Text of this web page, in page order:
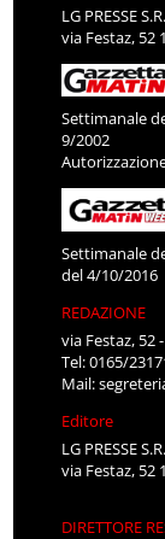
LG PRESSE
via Festaz, 52
Settimanale
9/2002
Settimanale
del 4/10/2016
REDAZIONE
via Festaz, 52
Tel: 0165/
Mail:
Editore
LG PRESSE
via Festaz, 52
DIRETTORE